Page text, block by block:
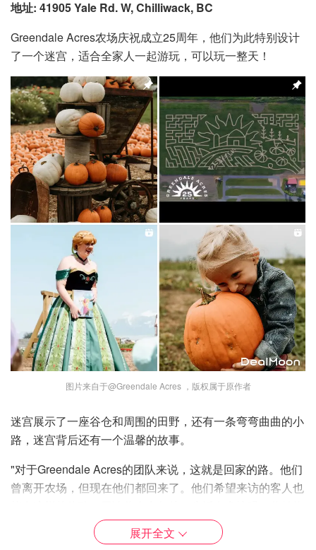
地址: 41905 Yale Rd. W, Chilliwack, BC
Greendale Acres农场庆祝成立25周年，他们为此特别设计
了一个迷宫，适合全家人一起游玩，可以玩一整天！
图片来自于@Greendale Acres ，版权属于原作者
迷宫展示了一座谷仓和周围的田野，还有一条弯弯曲曲的小
路，迷宫背后还有一个温馨的故事。
"对于Greendale Acres的团队来说，这就是回家的路。他们
曾离开农场，但现在他们都回来了。他们希望来访的客人也
有一个温暖的港湾等你回家。"
展开全文